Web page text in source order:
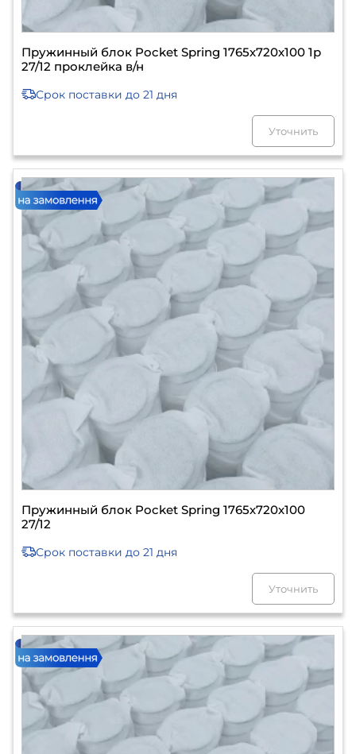
Пружинный блок Pocket Spring 1765х720х100 1р
27/12 проклейка в/н
Срок поставки до 21 дня
Уточнить
Пружинный блок Pocket Spring 1765х720х100
27/12
Срок поставки до 21 дня
Уточнить